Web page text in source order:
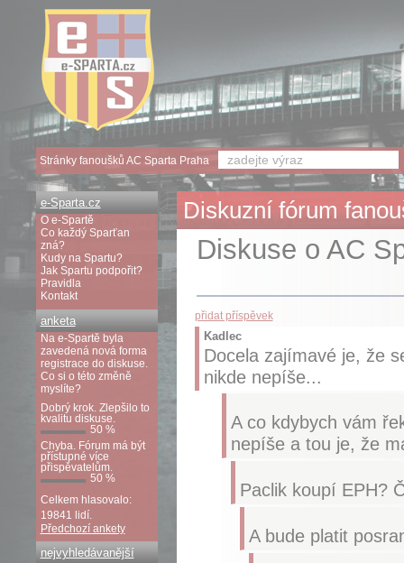
Diskuzní fórum
Diskuse o AC
přidat příspěvek
Kadlec
Docela zajímavé je, že
nikde nepíše...
A co kdybych vám
nepíše a tou je, že
Paclik koupí EPH?
A bude platit
e-Sparta.cz
O e-Spartě
Co každý Sparťan
zná?
Kudy na Spartu?
Jak Spartu podpořit?
Pravidla
Kontakt
anketa
Na e-Spartě byla
zavedená nová forma
registrace do diskuse.
Co si o této změně
myslíte?
Dobrý krok. Zlepšilo to
kvalitu diskuse.
50 %
Chyba. Fórum má být
přístupné více
přispěvatelům.
50 %
Celkem hlasovalo:
19841 lidí.
Předchozí ankety
nejvyhledávanější
Stránky fanoušků AC Sparta Praha